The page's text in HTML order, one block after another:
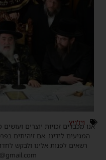
ויז'ניץ
אנו מכבדים זכויות יוצרים
המגיעים לידינו. אם זיהיתים
רשאים לפנות אלינו ולבקש